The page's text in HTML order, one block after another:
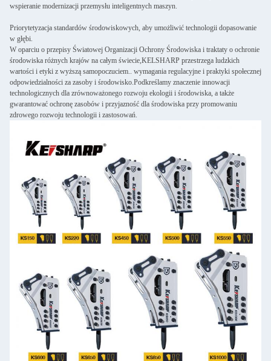
wspieranie modernizacji przemysłu inteligentnych maszyn.
Priorytetyzacja standardów środowiskowych, aby umożliwić technologii dopasowanie
w głębi.
W oparciu o przepisy Światowej Organizacji Ochrony Środowiska i traktaty o ochronie
środowiska różnych krajów na całym świecie,KELSHARP przestrzega ludzkich
wartości i etyki z wyższą samopoczuciem.. wymagania regulacyjne i praktyki społecznej
odpowiedzialności za zasoby i środowisko.Podkreślamy znaczenie innowacji
technologicznych dla zrównoważonego rozwoju ekologii i środowiska, a także
gwarantować ochronę zasobów i przyjazność dla środowiska przy promowaniu
zdrowego rozwoju technologii i zastosowań.